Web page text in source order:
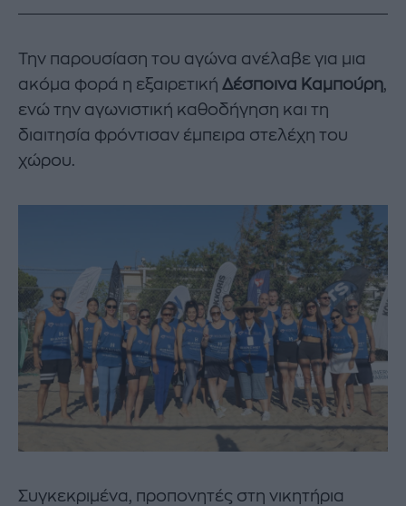
Την παρουσίαση του αγώνα ανέλαβε για μια
ακόμα φορά η εξαιρετική Δέσποινα Καμπούρη,
ενώ την αγωνιστική καθοδήγηση και τη
διαιτησία φρόντισαν έμπειρα στελέχη του
χώρου.
Συγκεκριμένα, προπονητές στη νικητήρια